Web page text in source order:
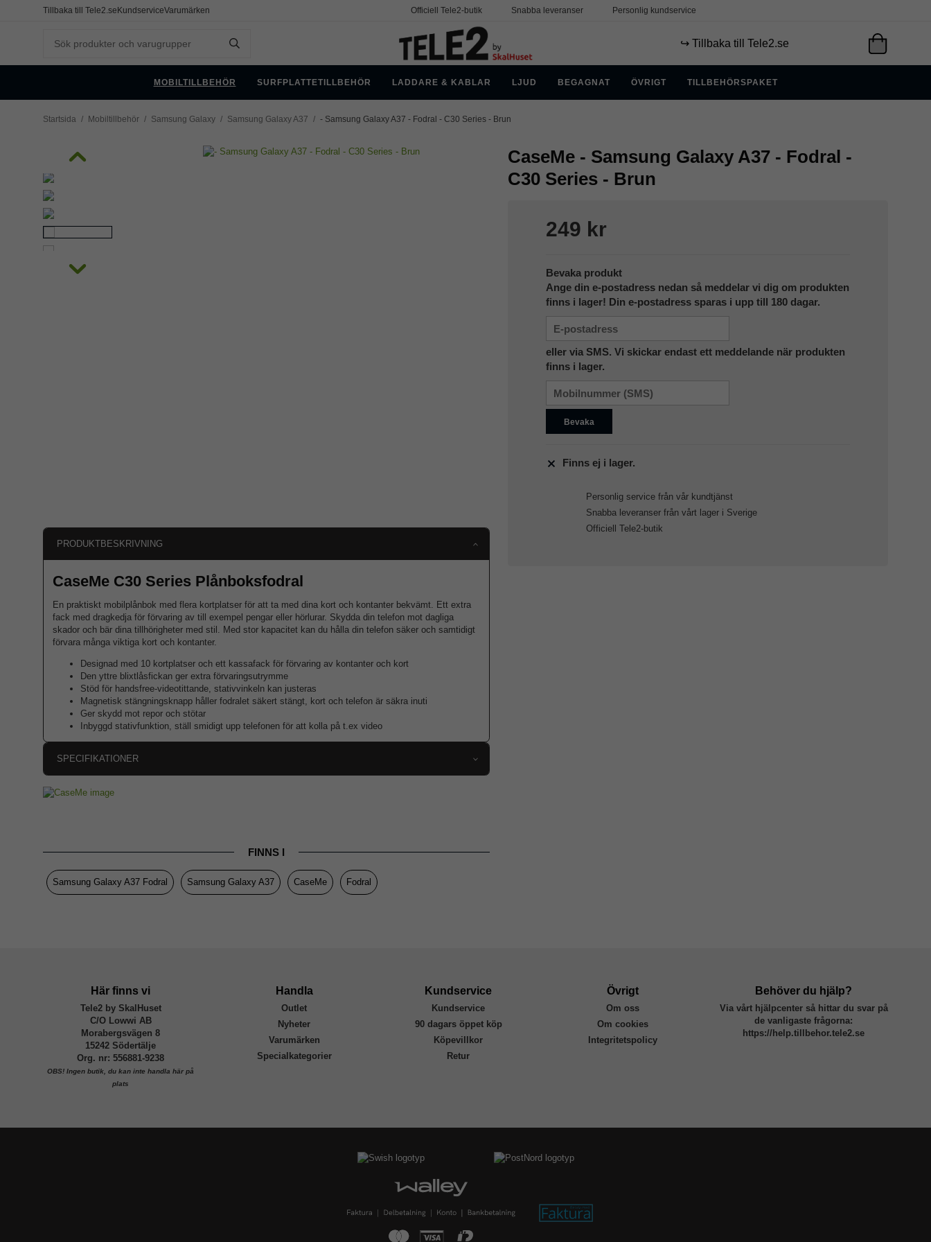
Tillbaka till Tele2.seKundserviceVarumärken Officiell Tele2-butik Snabba leveranser Personlig kundservice
↪️ Tillbaka till Tele2.se
MOBILTILLBEHÖR SURFPLATTETILLBEHÖR LADDARE & KABLAR LJUD BEGAGNAT ÖVRIGT TILLBEHÖRSPAKET
Startsida / Mobiltillbehör / Samsung Galaxy / Samsung Galaxy A37 / - Samsung Galaxy A37 - Fodral - C30 Series - Brun
CaseMe - Samsung Galaxy A37 - Fodral -
C30 Series - Brun
249 kr
Bevaka produkt
Ange din e-postadress nedan så meddelar vi dig om produkten
finns i lager! Din e-postadress sparas i upp till 180 dagar.
eller via SMS. Vi skickar endast ett meddelande när produkten
finns i lager.
Bevaka
Finns ej i lager.
Personlig service från vår kundtjänst
Snabba leveranser från vårt lager i Sverige
Officiell Tele2-butik
PRODUKTBESKRIVNING
CaseMe C30 Series Plånboksfodral
En praktiskt mobilplånbok med flera kortplatser för att ta med dina kort och kontanter bekvämt. Ett extra
fack med dragkedja för förvaring av till exempel pengar eller hörlurar. Skydda din telefon mot dagliga
skador och bär dina tillhörigheter med stil. Med stor kapacitet kan du hålla din telefon säker och samtidigt
förvara många viktiga kort och kontanter.
Designad med 10 kortplatser och ett kassafack för förvaring av kontanter och kort
Den yttre blixtlåsfickan ger extra förvaringsutrymme
Stöd för handsfree-videotittande, stativvinkeln kan justeras
Magnetisk stängningsknapp håller fodralet säkert stängt, kort och telefon är säkra inuti
Ger skydd mot repor och stötar
Inbyggd stativfunktion, ställ smidigt upp telefonen för att kolla på t.ex video
SPECIFIKATIONER
Egenskaper Dragkedja, Handrem, Kortfack
Färg
Material Konstläder, Mjukplast (TPU)
FINNS I
Samsung Galaxy A37 Fodral Samsung Galaxy A37 CaseMe Fodral
Här finns vi
Tele2 by SkalHuset
C/O Lowwi AB
Morabergsvägen 8
15242 Södertälje
Org. nr: 556881-9238
OBS! Ingen butik, du kan inte handla här på
plats
Handla
Outlet
Nyheter
Varumärken
Specialkategorier
Kundservice
Kundservice
90 dagars öppet köp
Köpevillkor
Retur
Övrigt
Om oss
Om cookies
Integritetspolicy
Behöver du hjälp?
Via vårt hjälpcenter så hittar du svar på
de vanligaste frågorna:
https://help.tillbehor.tele2.se